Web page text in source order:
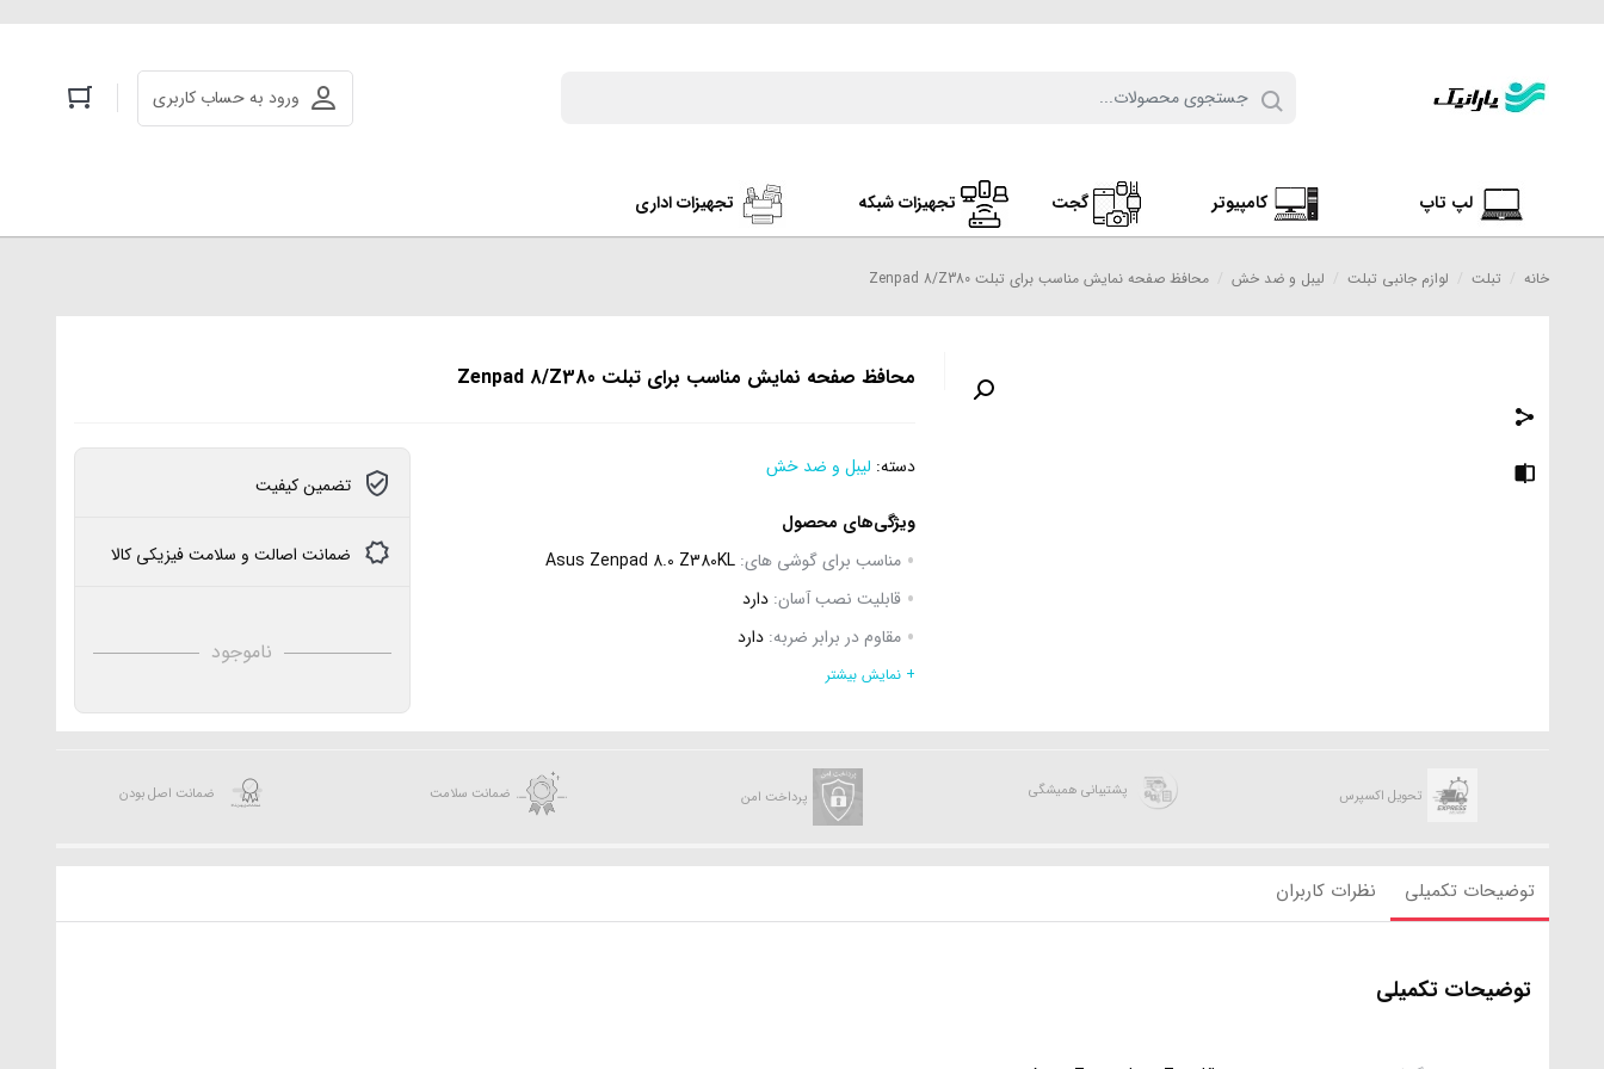
ورود به حساب کاربری
لپ تاپ کامپیوتر گجت تجهیزات شبکه تجهیزات اداری
خانه تبلت لوازم جانبی تبلت لیبل و ضد خش محافظ صفحه نمایش مناسب برای تبلت Zenpad 8/Z380
محافظ صفحه نمایش مناسب برای تبلت Zenpad 8/Z380
دسته: لیبل و ضد خش
ویژگی‌های محصول
مناسب برای گوشی های: Asus Zenpad 8.0 Z380KL
قابلیت نصب آسان: دارد
مقاوم در برابر ضربه: دارد
جلوگیری از انعکاس نور:
+ نمایش بیشتر
تضمین کیفیت
ضمانت اصالت و سلامت فیزیکی کالا
ناموجود
تحویل اکسپرس پشتیبانی همیشگی پرداخت امن ضمانت سلامت ضمانت اصل بودن
توضیحات تکمیلی نظرات کاربران
توضیحات تکمیلی